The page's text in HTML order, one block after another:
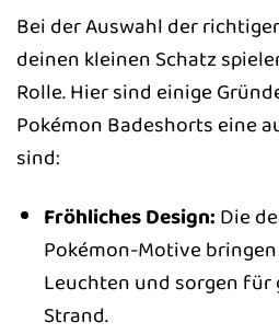
Bei der Auswahl der
deinen kleinen Schatz
Rolle. Hier sind einige
Pokémon Badeshorts eine
sind:
Fröhliches Design: Die
Pokémon-Motive
Leuchten und sorgen für
Strand.